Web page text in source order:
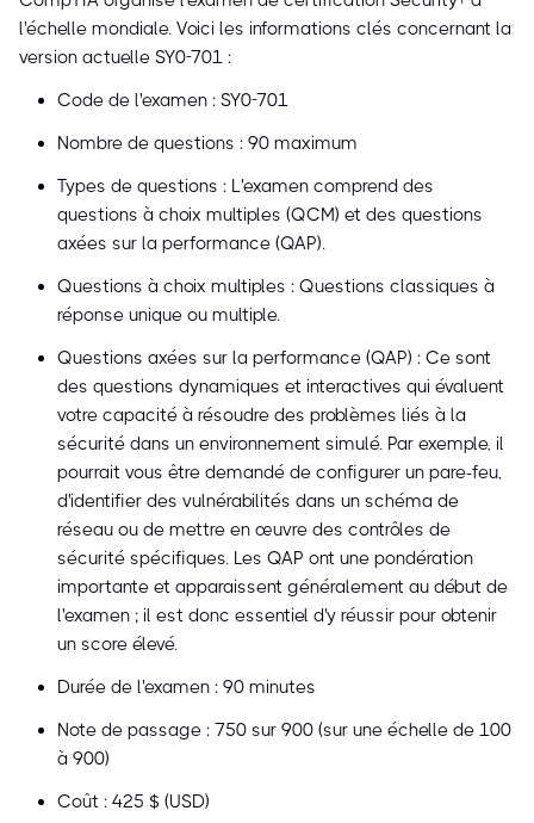
l'échelle mondiale. Voici les informations clés concernant la
version actuelle SY0-701 :
Code de l'examen : SY0-701
Nombre de questions : 90 maximum
Types de questions : L'examen comprend des
questions à choix multiples (QCM) et des questions
axées sur la performance (QAP).
Questions à choix multiples : Questions classiques à
réponse unique ou multiple.
Questions axées sur la performance (QAP) : Ce sont
des questions dynamiques et interactives qui évaluent
votre capacité à résoudre des problèmes liés à la
sécurité dans un environnement simulé. Par exemple, il
pourrait vous être demandé de configurer un pare-feu,
d'identifier des vulnérabilités dans un schéma de
réseau ou de mettre en œuvre des contrôles de
sécurité spécifiques. Les QAP ont une pondération
importante et apparaissent généralement au début de
l'examen ; il est donc essentiel d'y réussir pour obtenir
un score élevé.
Durée de l'examen : 90 minutes
Note de passage : 750 sur 900 (sur une échelle de 100
à 900)
Coût : 425 $ (USD)